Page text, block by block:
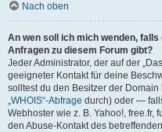
Nach oben
An wen soll ich mich wenden,
Anfragen zu diesem Forum gibt?
Jeder Administrator, der auf der
geeigneter Kontakt für deine
solltest du den Besitzer der
„WHOIS“-Abfrage durch) oder —
Webhoster wie z. B. Yahoo!,
den Abuse-Kontakt des